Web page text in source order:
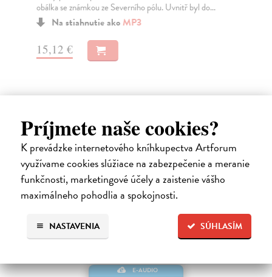
Príjmete naše cookies?
K prevádzke internetového kníhkupectva Artforum
využívame cookies slúžiace na zabezpečenie a meranie
funkčnosti, marketingové účely a zaistenie vášho
maximálneho pohodlia a spokojnosti.
SÚHLASÍM
NASTAVENIA
obálka se známkou ze Severního pólu. Uvnitř byl do...
Na stiahnutie akoMP3
15,12 €
Ďalšie z kategórie beletria –
svetové a prekladové audioknihy
E-AUDIO